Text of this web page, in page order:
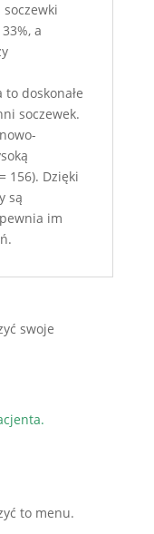
a
doskonałe
soczewek.
156). Dzięki
są
im
swoje
to menu.